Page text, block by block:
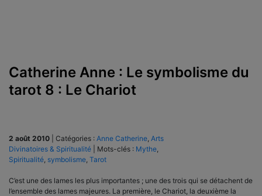
Catherine Anne : Le symbolisme du
tarot 8 : Le Chariot
2 août 2010 Catégories : Anne Catherine Arts
Divinatoires & Spiritualité
Mots-clés : Mythe
Spiritualité symbolisme Tarot
C’est une des lames les plus importantes ; une des trois qui se détachent de
l’ensemble des lames majeures. La première, le Chariot, la deuxième la